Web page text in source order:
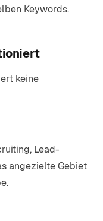
Keywords.
keine
Lead-
angezielte Gebiet